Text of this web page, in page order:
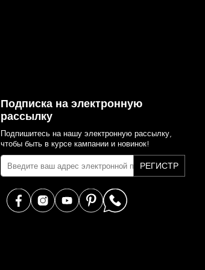
Подписка на электронную
рассылку
Подпишитесь на нашу электронную рассылку,
чтобы быть в курсе кампании и новинок!
РЕГИСТР